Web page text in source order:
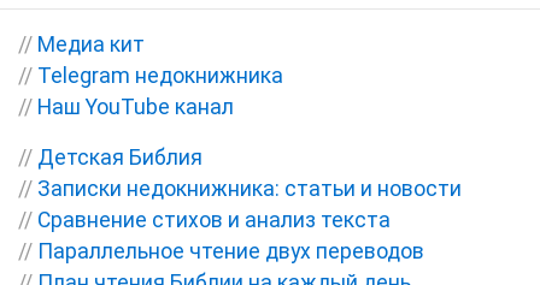
// Медиа кит
// Telegram недокнижника
// Наш YouTube канал
// Детская Библия
// Записки недокнижника: статьи и новости
// Сравнение стихов и анализ текста
// Параллельное чтение двух переводов